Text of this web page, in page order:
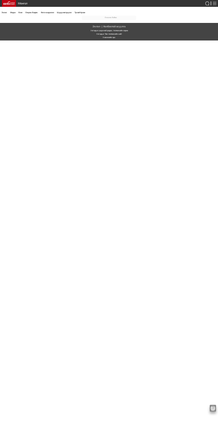
Эхлэл Мэдээ Влог Онцлох Видео Фото мэдээлэл Шууд нэвтрүүлэг Тусгай булан
Монгол
Ачаалж байна
Эхлэл | Холбоотой агуулга
Хятадын үндэсний радио, телевизийн хороо
Хятадын Төв телевизийн сайт
Хэвлэлийн эрх